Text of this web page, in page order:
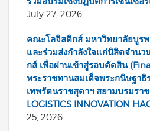
July 27, 2026
คณะโลจิสติกส์ มหาวิทยาลัยบูร
และร่วมส่งกำลังใจแก่นิสิตจำน
กส์ เพื่อผ่านเข้าสู่รอบตัดสิน
พระราชทานสมเด็จพระกนิษฐาธิ
เทพรัตนราชสุดาฯ สยามบรมรา
LOGISTICS INNOVATION
25, 2026